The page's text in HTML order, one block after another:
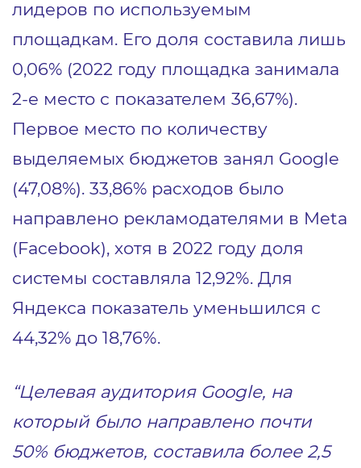
лидеров по используемым
площадкам. Его доля составила лишь
0,06% (2022 году площадка занимала
2-е место с показателем 36,67%).
Первое место по количеству
выделяемых бюджетов занял Google
(47,08%). 33,86% расходов было
направлено рекламодателями в Meta
(Facebook), хотя в 2022 году доля
системы составляла 12,92%. Для
Яндекса показатель уменьшился с
44,32% до 18,76%.
“Целевая аудитория Google, на
который было направлено почти
50% бюджетов, составила более 2,5